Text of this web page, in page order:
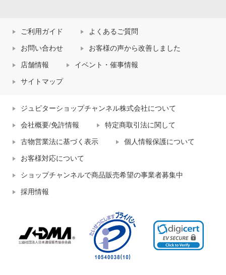
ご利用ガイド よくあるご質問
お問い合わせ お客様の声から改善しました
店舗情報 イベント・催事情報
サイトマップ
ジュピターショップチャンネル株式会社について
会社概要/免許情報 特定商取引法に関して
古物営業法に基づく表示 個人情報保護について
お客様対応について
ショップチャンネルで商品販売希望の事業者募集中
採用情報